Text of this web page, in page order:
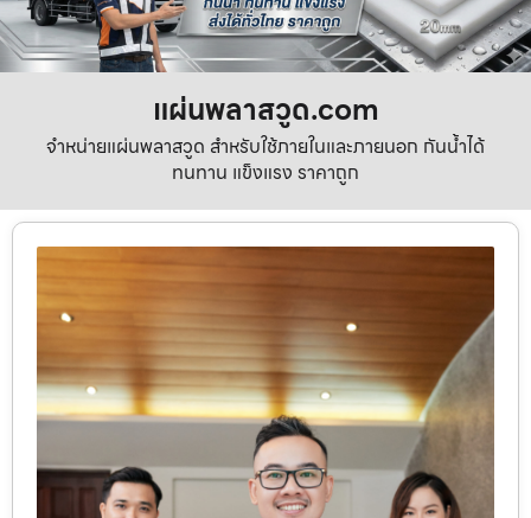
แผ่นพลาสวูด.com
จำหน่ายแผ่นพลาสวูด สำหรับใช้ภายในและภายนอก กันน้ำได้
ทนทาน แข็งแรง ราคาถูก